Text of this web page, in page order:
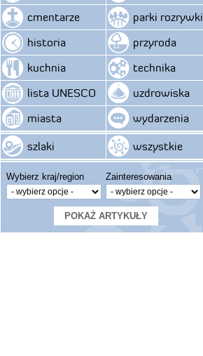
cmentarze
historia
kuchnia
lista UNESCO
miasta
szlaki
parki rozrywki
przyroda
technika
uzdrowiska
wydarzenia
wszystkie
Wybierz kraj/region Zainteresowania